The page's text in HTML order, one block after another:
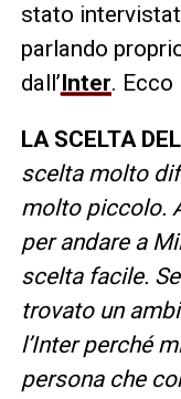
stato
parlando
dall’ Inter. Ecco
LA SCELTA
scelta molto
molto piccolo.
per andare a
scelta facile.
trovato un
l’Inter perché
persona che